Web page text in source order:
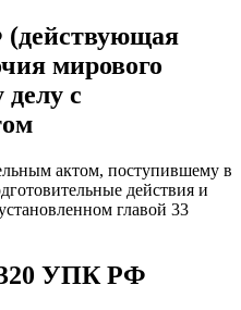
мирового
делу с
актом, поступившему в
действия и
главой 33
УПК РФ